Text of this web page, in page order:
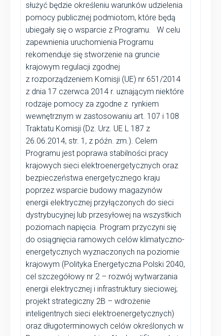
służyć będzie określeniu warunków udzielenia
pomocy publicznej podmiotom, które będą
ubiegały się o wsparcie z Programu. W celu
zapewnienia uruchomienia Programu
rekomenduje się stworzenie na gruncie
krajowym regulacji zgodnej
z rozporządzeniem Komisji (UE) nr 651/2014
z dnia 17 czerwca 2014 r. uznającym niektóre
rodzaje pomocy za zgodne z rynkiem
wewnętrznym w zastosowaniu art. 107 i 108
Traktatu Komisji (Dz. Urz. UE L 187 z
26.06.2014, str. 1, z późn. zm.). Celem
Programu jest poprawa stabilności pracy
krajowych sieci elektroenergetycznych oraz
bezpieczeństwa energetycznego kraju
poprzez wsparcie budowy magazynów
energii elektrycznej przyłączonych do sieci
dystrybucyjnej lub przesyłowej na wszystkich
poziomach napięcia. Program przyczyni się
do osiągnięcia ramowych celów klimatyczno-
energetycznych wyznaczonych na poziomie
krajowym (Polityka Energetyczna Polski 2040,
cel szczegółowy nr 2 – rozwój wytwarzania
energii elektrycznej i infrastruktury sieciowej;
projekt strategiczny 2B – wdrożenie
inteligentnych sieci elektroenergetycznych)
oraz długoterminowych celów określonych w